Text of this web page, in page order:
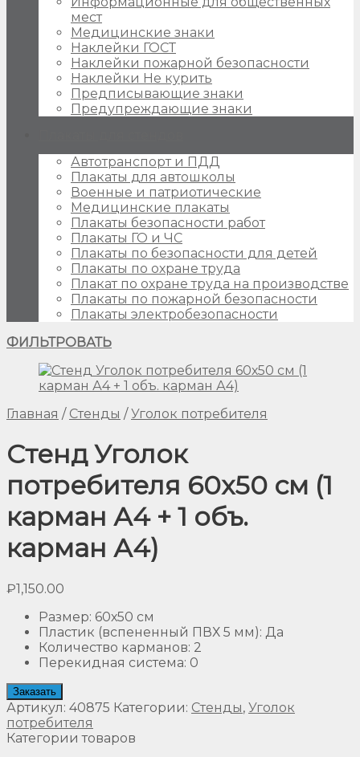
мест
Медицинские знаки
Наклейки ГОСТ
Наклейки пожарной безопасности
Наклейки Не курить
Предписывающие знаки
Предупреждающие знаки
Автотранспорт и ПДД
Плакаты для автошколы
Военные и патриотические
Медицинские плакаты
Плакаты безопасности работ
Плакаты ГО и ЧС
Плакаты по безопасности для детей
Плакаты по охране труда
Плакат по охране труда на производстве
Плакаты по пожарной безопасности
Плакаты электробезопасности
ФИЛЬТРОВАТЬ
Главная / Стенды / Уголок потребителя
Стенд Уголок
потребителя 60х50 см (1
карман А4 + 1 объ.
карман А4)
₽1,150.00
Размер: 60х50 см
Пластик (вспененный ПВХ 5 мм): Да
Количество карманов: 2
Перекидная система: 0
Заказать
Артикул: 40875 Категории: Стенды, Уголок
потребителя
Категории товаров